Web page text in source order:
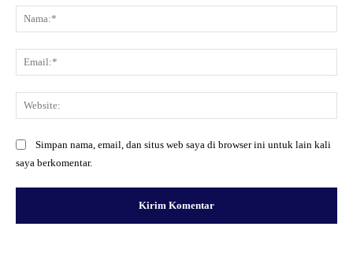
Simpan nama, email, dan situs web saya di browser ini untuk lain kali
saya berkomentar.